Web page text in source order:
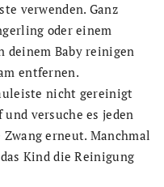
verwenden. Ganz
oder einem
deinem Baby reinigen
entfernen.
nicht gereinigt
versuche es jeden
erneut. Manchmal
Kind die Reinigung